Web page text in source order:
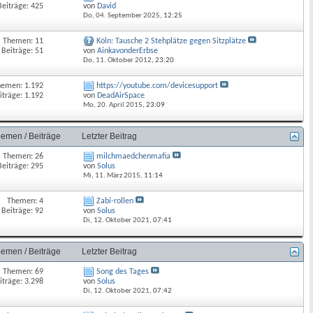
425
von David
Do, 04. September 2025, 12:25
Themen: 11
Beiträge: 51
Köln: Tausche 2 Stehplätze gegen Sitzplätze
von AinkavonderErbse
Do, 11. Oktober 2012, 23:20
1.192
1.192
https://youtube.com/devicesupport
von DeadAirSpace
Mo, 20. April 2015, 23:09
/ Beiträge Letzter Beitrag
Themen: 26
295
milchmaedchenmafia
von Solus
Mi, 11. März 2015, 11:14
Themen: 4
Beiträge: 92
Zabi-rollen
von Solus
Di, 12. Oktober 2021, 07:41
/ Beiträge Letzter Beitrag
Themen: 69
3.298
Song des Tages
von Solus
Di, 12. Oktober 2021, 07:42